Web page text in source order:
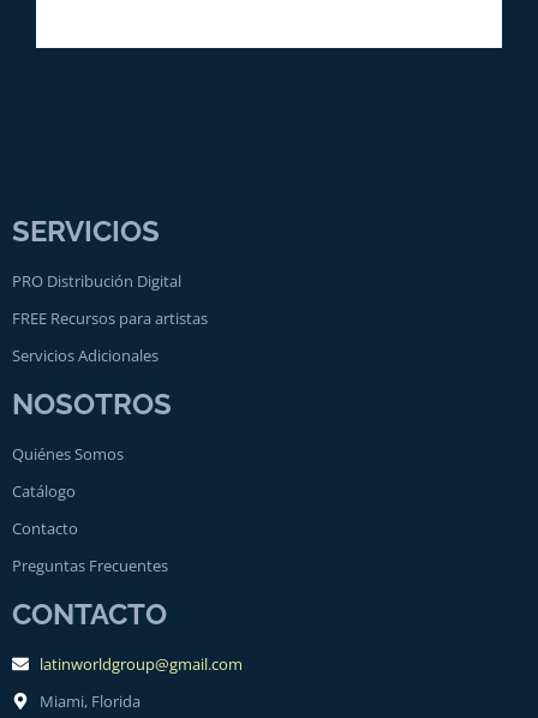
SERVICIOS
PRO Distribución Digital
FREE Recursos para artistas
Servicios Adicionales
NOSOTROS
Quiénes Somos
Catálogo
Contacto
Preguntas Frecuentes
CONTACTO
latinworldgroup@gmail.com
Miami, Florida